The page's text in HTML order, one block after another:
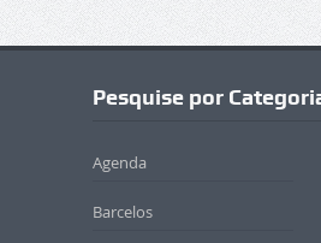
Pesquise por
Agenda
Barcelos